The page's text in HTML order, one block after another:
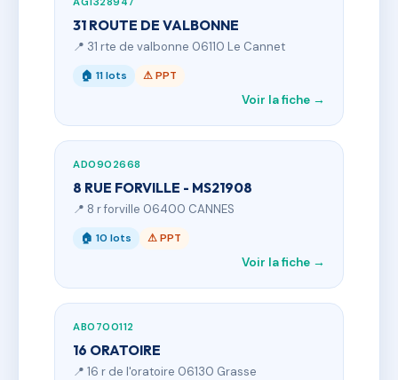
31 ROUTE DE VALBONNE
📍 31 rte de valbonne 06110 Le Cannet
🏠 11 lots ⚠ PPT
Voir la fiche →
AD0902668
8 RUE FORVILLE - MS21908
📍 8 r forville 06400 CANNES
🏠 10 lots ⚠ PPT
Voir la fiche →
AB0700112
16 ORATOIRE
📍 16 r de l'oratoire 06130 Grasse